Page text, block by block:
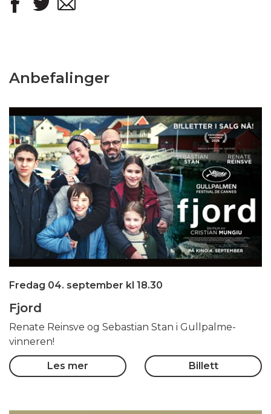
Anbefalinger
Fredag 04. september kl 18.30
Fjord
Renate Reinsve og Sebastian Stan i Gullpalme-
vinneren!
Les mer Billett